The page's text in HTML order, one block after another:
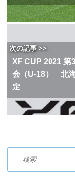
次の記事 >>
XF CUP 2021 第
会（U-18） 北
定